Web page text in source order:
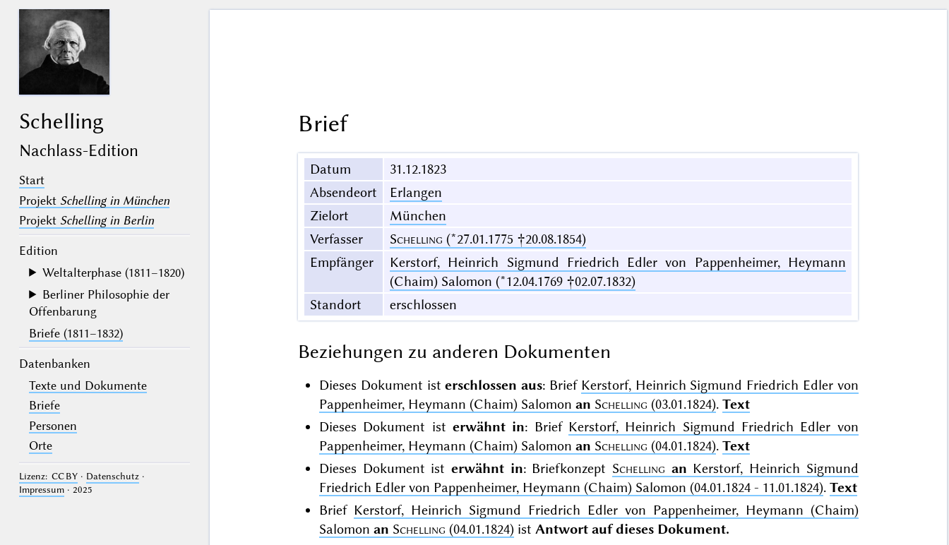
Schelling
Nachlass-Edition
Start
Projekt Schelling in München
Projekt Schelling in Berlin
Edition
Weltalterphase (1811–1820)
Berliner Philosophie der
Offenbarung
Briefe (1811–1832)
Datenbanken
Texte und Dokumente
Briefe
Personen
Orte
Lizenz: CC BY· Datenschutz·
Impressum· 2025
Brief
Datum
31.12.1823
Absendeort
Erlangen
Zielort
München
Verfasser
Schelling (*27.01.1775 †20.08.1854)
Empfänger
Kerstorf, Heinrich Sigmund Friedrich Edler von Pappenheimer, Heymann
(Chaim) Salomon (*12.04.1769 †02.07.1832)
Standort
erschlossen
Beziehungen zu anderen Dokumenten
Dieses Dokument isterschlossen aus: Brief Kerstorf, Heinrich Sigmund Friedrich Edler von
Pappenheimer, Heymann (Chaim) Salomon an Schelling (03.01.1824). Text
Dieses Dokument ist erwähnt in: Brief Kerstorf, Heinrich Sigmund Friedrich Edler von
Pappenheimer, Heymann (Chaim) Salomon an Schelling (04.01.1824). Text
Dieses Dokument ist erwähnt in: Briefkonzept Schelling an Kerstorf, Heinrich Sigmund
Friedrich Edler von Pappenheimer, Heymann (Chaim) Salomon (04.01.1824 - 11.01.1824). Text
Brief Kerstorf, Heinrich Sigmund Friedrich Edler von Pappenheimer, Heymann (Chaim)
Salomon an Schelling (04.01.1824)ist Antwort auf dieses Dokument.